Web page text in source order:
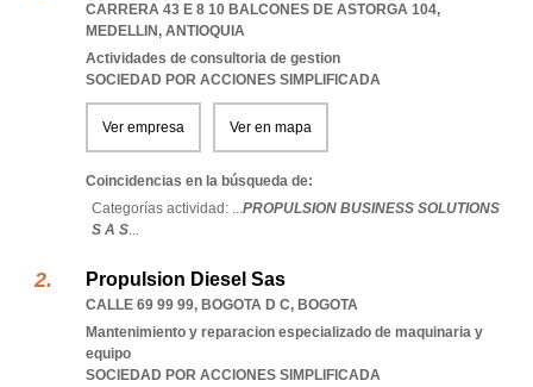
CARRERA 43 E 8 10 BALCONES DE ASTORGA 104,
MEDELLIN, ANTIOQUIA
Actividades de consultoria de gestion
SOCIEDAD POR ACCIONES SIMPLIFICADA
Ver empresa Ver en mapa
Coincidencias en la búsqueda de:
Categorías actividad: ...PROPULSION BUSINESS SOLUTIONS
S A S...
Propulsion Diesel Sas
CALLE 69 99 99, BOGOTA D C, BOGOTA
Mantenimiento y reparacion especializado de maquinaria y
equipo
SOCIEDAD POR ACCIONES SIMPLIFICADA